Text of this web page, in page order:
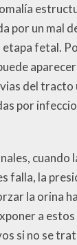
por un mal
fetal.
del tracto
por
cuando
falla, la
la orina
a
si no se